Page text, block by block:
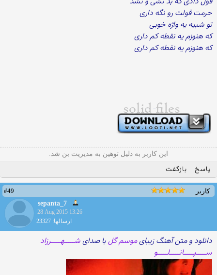
حرمت قولت رو نگه داری
تو شبیه یه واژه خوبی
که هنوزم یه نقطه کم داری
که هنوزم یه نقطه کم داری
این کاربر به دلیل توهین به مدیریت بن شد.
پاسخ بازگفت
کاربر
#49
sepanta_7
28 Aug 2015 13:26
ارسالها: 23327
دانلود و متن آهنگ زیبایموسم گلبا صدایشـــــهـــــرزاد
ســـــپـــــانـــــلـــــو